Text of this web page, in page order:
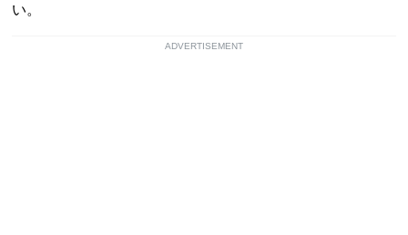
い。
ADVERTISEMENT